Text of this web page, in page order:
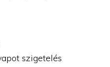
szigetelés